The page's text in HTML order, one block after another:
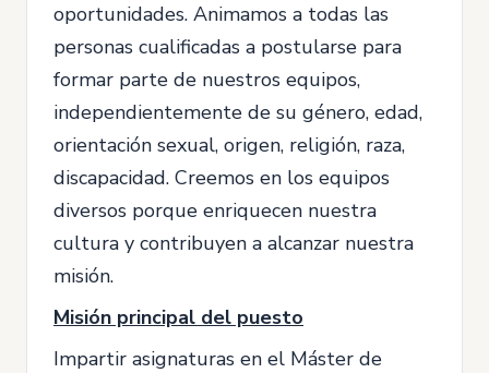
oportunidades. Animamos a todas las
personas cualificadas a postularse para
formar parte de nuestros equipos,
independientemente de su género, edad,
orientación sexual, origen, religión, raza,
discapacidad. Creemos en los equipos
diversos porque enriquecen nuestra
cultura y contribuyen a alcanzar nuestra
misión.
Misión principal del puesto
Impartir asignaturas en el Máster de